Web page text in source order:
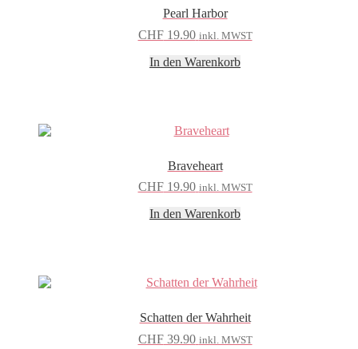
Pearl Harbor
CHF19.90 inkl. MWST
In den Warenkorb
Braveheart
CHF19.90 inkl. MWST
In den Warenkorb
Schatten der Wahrheit
CHF39.90 inkl. MWST